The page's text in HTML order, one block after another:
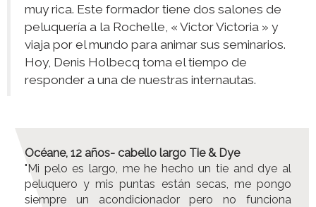
muy rica. Este formador tiene dos salones de
peluquería a la Rochelle, « Victor Victoria » y
viaja por el mundo para animar sus seminarios.
Hoy, Denis Holbecq toma el tiempo de
responder a una de nuestras internautas.
Océane, 12 años- cabello largo Tie & Dye
"Mi pelo es largo, me he hecho un tie and dye al
peluquero y mis puntas están secas, me pongo
siempre un acondicionador pero no funciona